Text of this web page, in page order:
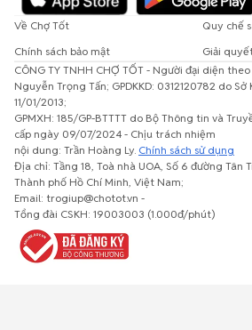
Về Chợ Tốt
Quy chế
Chính sách bảo mật
Giải
CÔNG TY TNHH CHỢ TỐT - Người đại diện
Nguyễn Trọng Tấn; GPDKKD: 0312120782 do Sở
11/01/2013;
GPMXH: 185/GP-BTTTT do Bộ Thông tin và
cấp ngày 09/07/2024 - Chịu trách nhiệm
nội dung: Trần Hoàng Ly. Chính sách sử dụng
Địa chỉ: Tầng 18, Toà nhà UOA, Số 6 đường Tân
Thành phố Hồ Chí Minh, Việt Nam;
Email: trogiup@chotot.vn -
Tổng đài CSKH: 19003003 (1.000đ/phút)